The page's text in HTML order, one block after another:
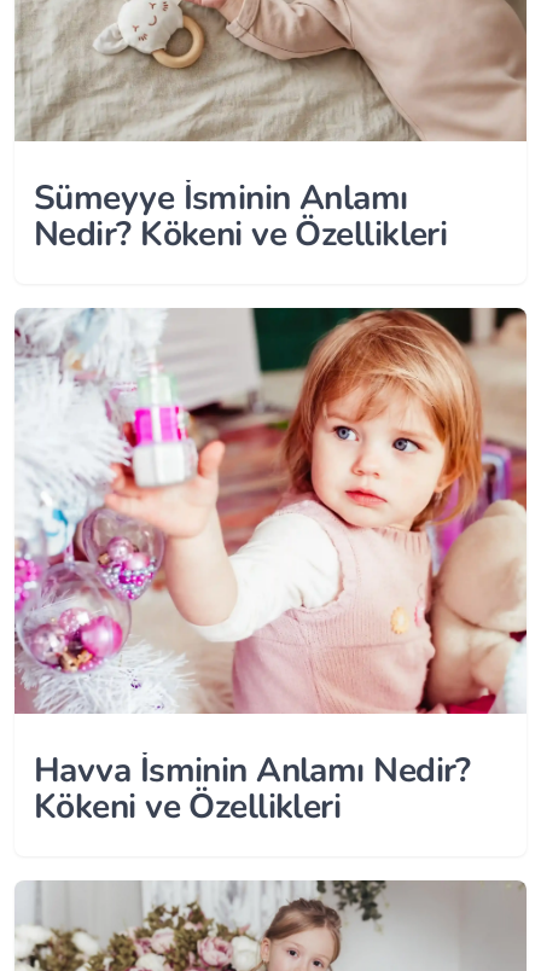
Sümeyye İsminin Anlamı
Nedir? Kökeni ve Özellikleri
Havva İsminin Anlamı Nedir?
Kökeni ve Özellikleri